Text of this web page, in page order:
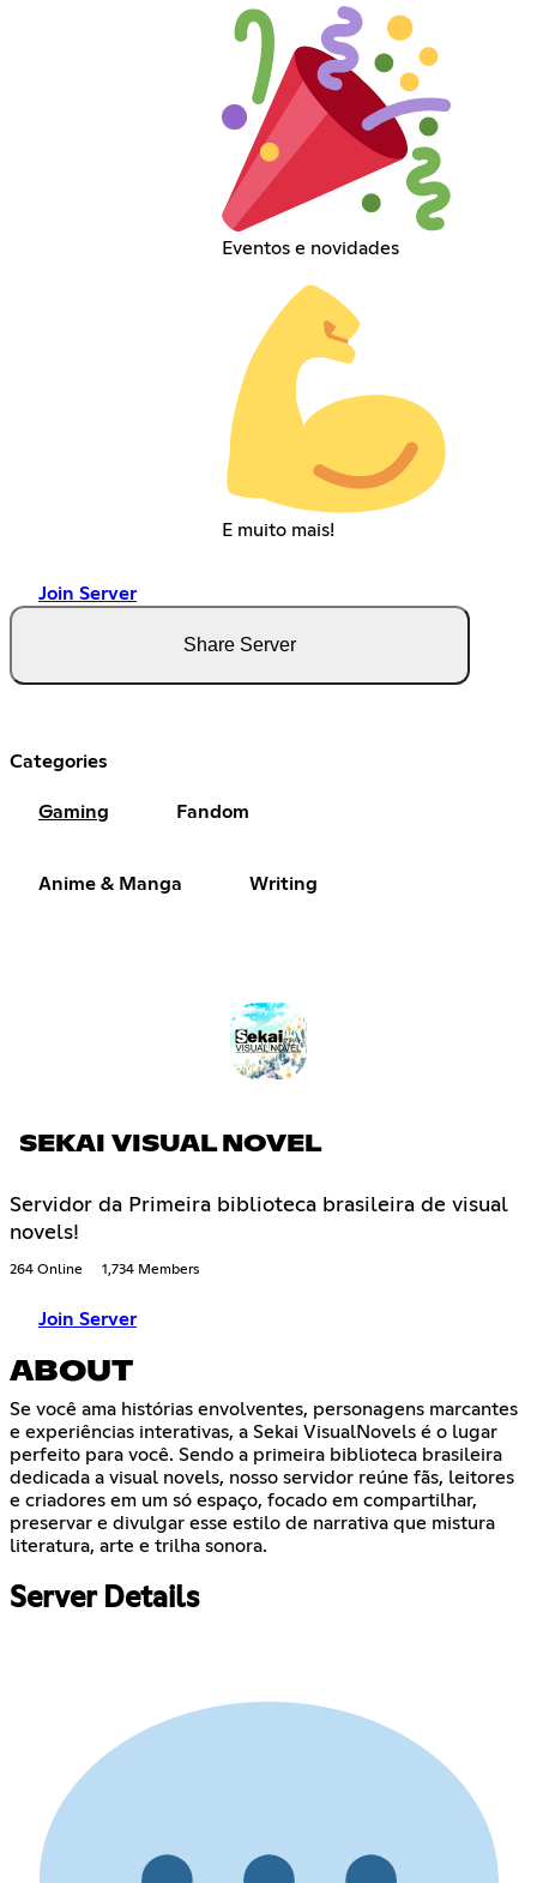
Eventos e novidades
E muito mais!
Join Server
Share Server
Categories
Gaming Fandom
Anime & Manga Writing
SEKAI VISUAL NOVEL
Servidor da Primeira biblioteca brasileira de visual
novels!
264 Online 1,734 Members
Join Server
ABOUT
Se você ama histórias envolventes, personagens marcantes
e experiências interativas, a Sekai VisualNovels é o lugar
perfeito para você. Sendo a primeira biblioteca brasileira
dedicada a visual novels, nosso servidor reúne fãs, leitores
e criadores em um só espaço, focado em compartilhar,
preservar e divulgar esse estilo de narrativa que mistura
literatura, arte e trilha sonora.
Server Details